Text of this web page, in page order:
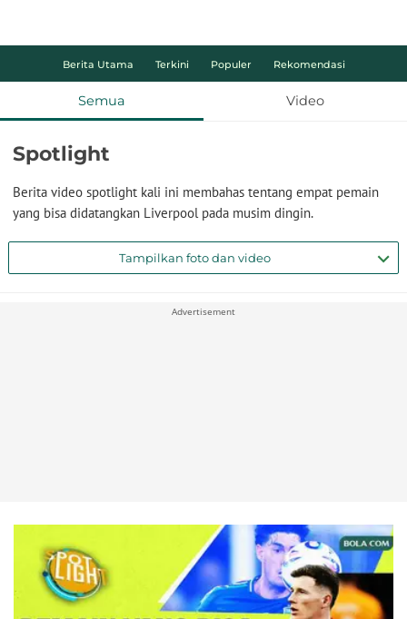
Berita Utama Terkini Populer Rekomendasi
Semua Video
Spotlight
Berita video spotlight kali ini membahas tentang empat pemain
yang bisa didatangkan Liverpool pada musim dingin.
Tampilkan foto dan video
Advertisement